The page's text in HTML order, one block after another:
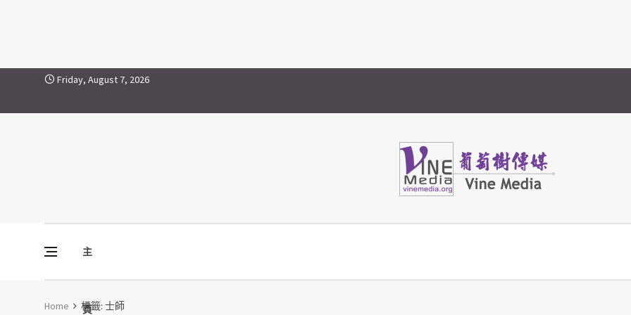
Skip to contentFriday, August 7, 2026
主
頁
Vine Media
葡萄樹傳媒
Home 標籤: 士師